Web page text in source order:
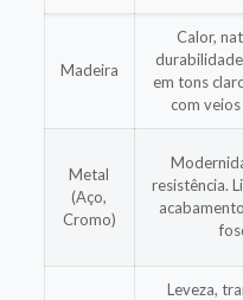
Madeira
Calor,
em tons
com
Metal
(Aço,
Cromo)
resistência.
Leveza,